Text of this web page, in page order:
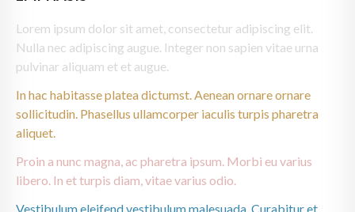
Lorem ipsum dolor sit amet, consectetur adipiscing elit.
Nulla nec adipiscing augue. Integer non sapien vitae urna
pulvinar aliquam et et augue.
In hac habitasse platea dictumst. Aenean ornare ornare
sollicitudin. Phasellus ullamcorper iaculis turpis pharetra
aliquet.
Proin a nunc magna, ac pharetra ipsum. Morbi eu varius
libero. In et turpis diam, vitae varius odio.
Vestibulum eleifend vestibulum malesuada. Curabitur et